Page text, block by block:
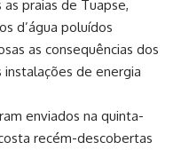
praias de Tuapse,
d’água poluídos
as consequências dos
instalações de energia
enviados na quinta-
recém-descobertas